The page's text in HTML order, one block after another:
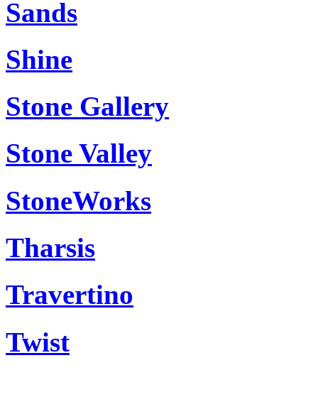
Sands
Shine
Stone Gallery
Stone Valley
StoneWorks
Tharsis
Travertino
Twist